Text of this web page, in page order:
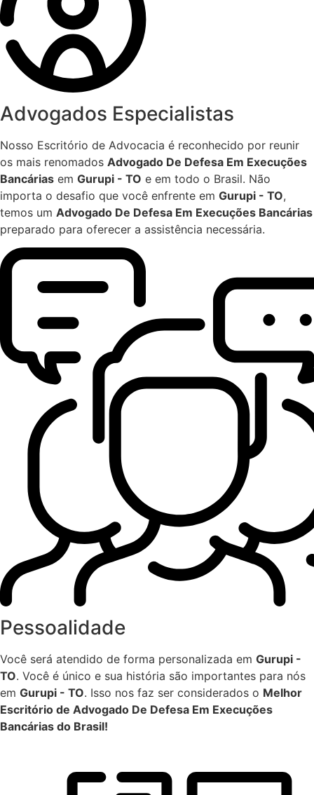
Advogados Especialistas
Nosso Escritório de Advocacia é reconhecido por reunir
os mais renomados Advogado De Defesa Em Execuções
Bancárias em Gurupi - TO e em todo o Brasil. Não
importa o desafio que você enfrente em Gurupi - TO,
temos um Advogado De Defesa Em Execuções Bancárias
preparado para oferecer a assistência necessária.
Pessoalidade
Você será atendido de forma personalizada em Gurupi -
TO. Você é único e sua história são importantes para nós
em Gurupi - TO. Isso nos faz ser considerados o Melhor
Escritório de Advogado De Defesa Em Execuções
Bancárias do Brasil!